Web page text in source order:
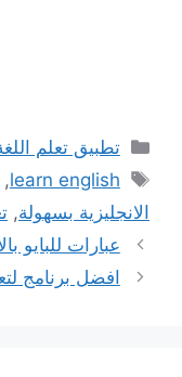
التصنيفات
تطبيق تعلم
الوسوم
learn english
الانجليزية بسهولة,
عبارات للبايو بالانجليزي –
افضل برنامج